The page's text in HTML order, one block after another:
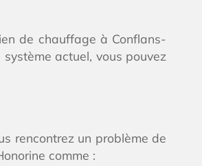
de chauffage à Conflans-
actuel, vous pouvez
rencontrez un problème de
comme :